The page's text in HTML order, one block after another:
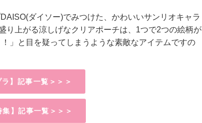
ダイソー)でみつけた、かわいいサンリオキャラ
り上がる涼しげなクリアポーチは、1つで2つの絵柄が
」と目を疑ってしまうような素敵なアイテムですの
】記事一覧＞＞＞
集】記事一覧＞＞＞